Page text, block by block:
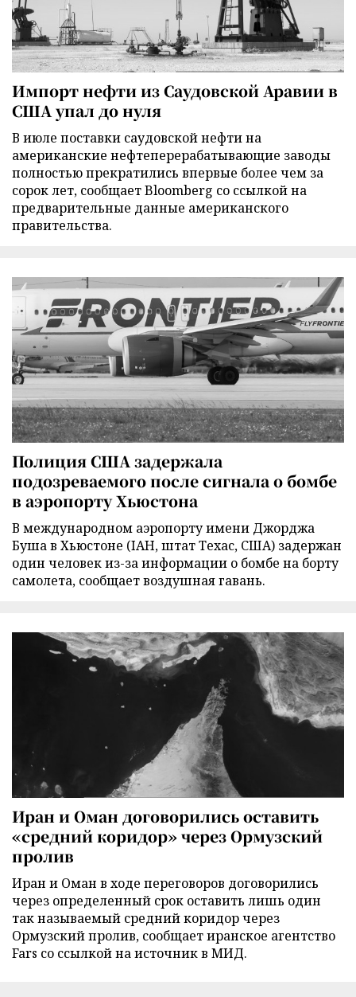
Импорт нефти из Саудовской Аравии в
США упал до нуля
В июле поставки саудовской нефти на
американские нефтеперерабатывающие заводы
полностью прекратились впервые более чем за
сорок лет, сообщает Bloomberg со ссылкой на
предварительные данные американского
правительства.
Полиция США задержала
подозреваемого после сигнала о бомбе
в аэропорту Хьюстона
В международном аэропорту имени Джорджа
Буша в Хьюстоне (IAH, штат Техас, США) задержан
один человек из-за информации о бомбе на борту
самолета, сообщает воздушная гавань.
Иран и Оман договорились оставить
«средний коридор» через Ормузский
пролив
Иран и Оман в ходе переговоров договорились
через определенный срок оставить лишь один
так называемый средний коридор через
Ормузский пролив, сообщает иранское агентство
Fars со ссылкой на источник в МИД.